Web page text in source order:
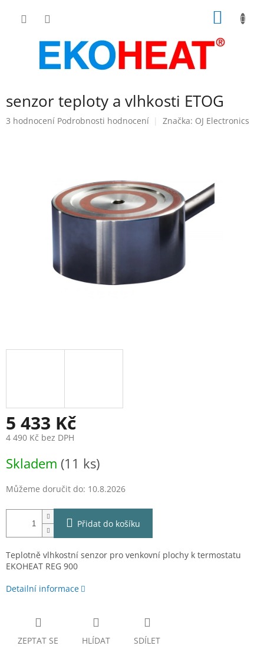
senzor teploty a vlhkosti ETOG
Průměrné
3 hodnocení Podrobnosti hodnocení Značka: OJ Electronics
5 433 Kč
4 490 Kč bez DPH
cena:
Skladem (11 ks)
Můžeme doručit do: 10.8.2026
Přidat do košíku
Teplotně vlhkostní senzor pro venkovní plochy k termostatu
EKOHEAT REG 900
Detailní informace
ZEPTAT SE HLÍDAT SDÍLET